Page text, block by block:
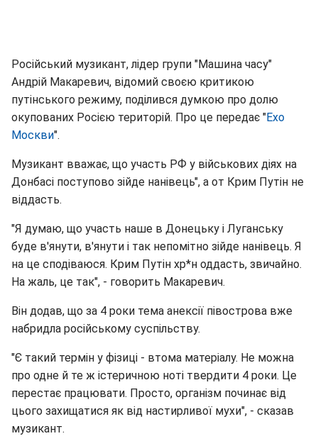
Російський музикант, лідер групи "Машина часу"
Андрій Макаревич, відомий своєю критикою
путінського режиму, поділився думкою про долю
окупованих Росією територій. Про це передає "Ехо
Москви".
Музикант вважає, що участь РФ у військових діях на
Донбасі поступово зійде нанівець", а от Крим Путін не
віддасть.
"Я думаю, що участь наше в Донецьку і Луганську
буде в'янути, в'янути і так непомітно зійде нанівець. Я
на це сподіваюся. Крим Путін хр*н оддасть, звичайно.
На жаль, це так", - говорить Макаревич.
Він додав, що за 4 роки тема анексії півострова вже
набридла російському суспільству.
"Є такий термін у фізиці - втома матеріалу. Не можна
про одне й те ж істеричною ноті твердити 4 роки. Це
перестає працювати. Просто, організм починає від
цього захищатися як від настирливої мухи", - сказав
музикант.